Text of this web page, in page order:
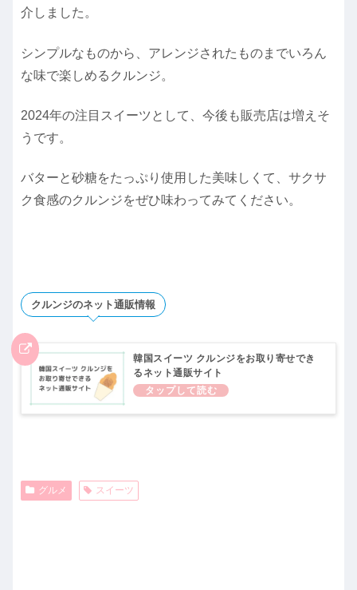
介しました。
シンプルなものから、アレンジされたものまでいろん
な味で楽しめるクルンジ。
2024年の注目スイーツとして、今後も販売店は増えそ
うです。
バターと砂糖をたっぷり使用した美味しくて、サクサ
ク食感のクルンジをぜひ味わってみてください。
クルンジのネット通販情報
韓国スイーツ クルンジをお取り寄せでき
るネット通販サイト
グルメ スイーツ